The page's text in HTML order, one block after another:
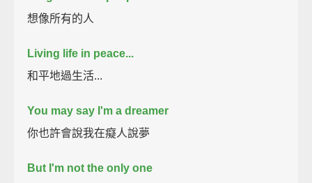
想像所有的人
Living life in peace...
和平地過生活...
You may say I'm a dreamer
你也許會說我在癡人說夢
But I'm not the only one